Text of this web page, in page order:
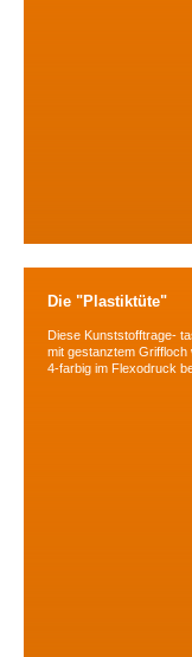
Die "Plastiktüte"
Diese Kunststofftrage-
mit gestanztem Griffloch
4-farbig im Flexodruck